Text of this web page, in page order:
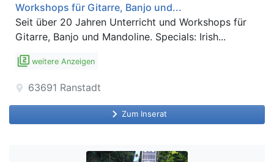
Workshops für Gitarre, Banjo und...
Seit über 20 Jahren Unterricht und Workshops für
Gitarre, Banjo und Mandoline. Specials: Irish...
filter_2 weitere Anzeigen
location_on 63691 Ranstadt
keyboard_arrow_right Zum Inserat